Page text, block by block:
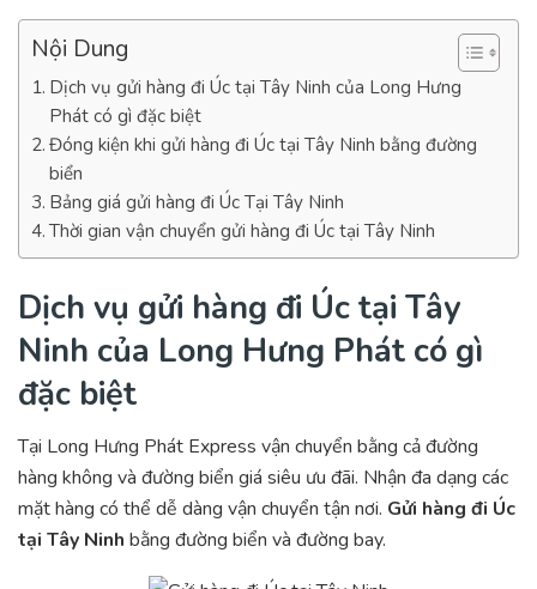
Nội Dung
Dịch vụ gửi hàng đi Úc tại Tây Ninh của Long Hưng
Phát có gì đặc biệt
Đóng kiện khi gửi hàng đi Úc tại Tây Ninh bằng đường
biển
Bảng giá gửi hàng đi Úc Tại Tây Ninh
Thời gian vận chuyển gửi hàng đi Úc tại Tây Ninh
Dịch vụ gửi hàng đi Úc tại Tây
Ninh của Long Hưng Phát có gì
đặc biệt
Tại Long Hưng Phát Express vận chuyển bằng cả đường
hàng không và đường biển giá siêu ưu đãi. Nhận đa dạng các
mặt hàng có thể dễ dàng vận chuyển tận nơi. Gửi hàng đi Úc
tại Tây Ninh bằng đường biển và đường bay.